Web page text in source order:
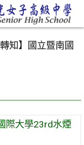
轉知】國立暨南國
際大學23rd水煙